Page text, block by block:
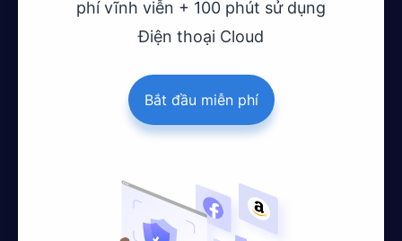
phí vĩnh viễn + 100 phút sử dụng
Điện thoại Cloud
Bắt đầu miễn phí